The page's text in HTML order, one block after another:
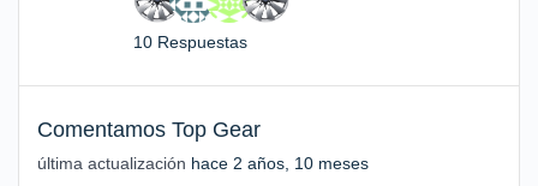
10 Respuestas
Comentamos Top Gear
última actualización hace 2 años, 10 meses